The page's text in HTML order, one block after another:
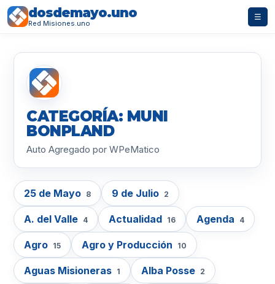
dosdemayo.uno
Red Misiones.uno
☰
CATEGORÍA: MUNI
BONPLAND
Auto Agregado por WPeMatico
25 de Mayo 8 9 de Julio 2
A. del Valle 4 Actualidad 16 Agenda 4
Agro 15 Agro y Producción 10
Aguas Misioneras 1 Alba Posse 2